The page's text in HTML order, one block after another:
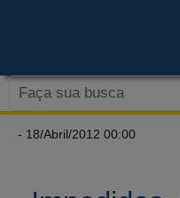
- 18/Abril/2012 00:00